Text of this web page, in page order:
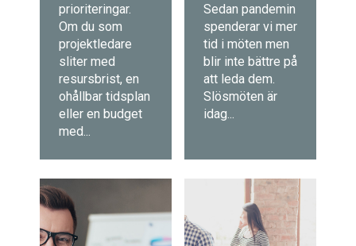
prioriteringar.
Om du som
projektledare
sliter med
resursbrist, en
ohållbar tidsplan
eller en budget
med...
Sedan pandemin
spenderar vi mer
tid i möten men
blir inte bättre på
att leda dem.
Slösmöten är
idag...